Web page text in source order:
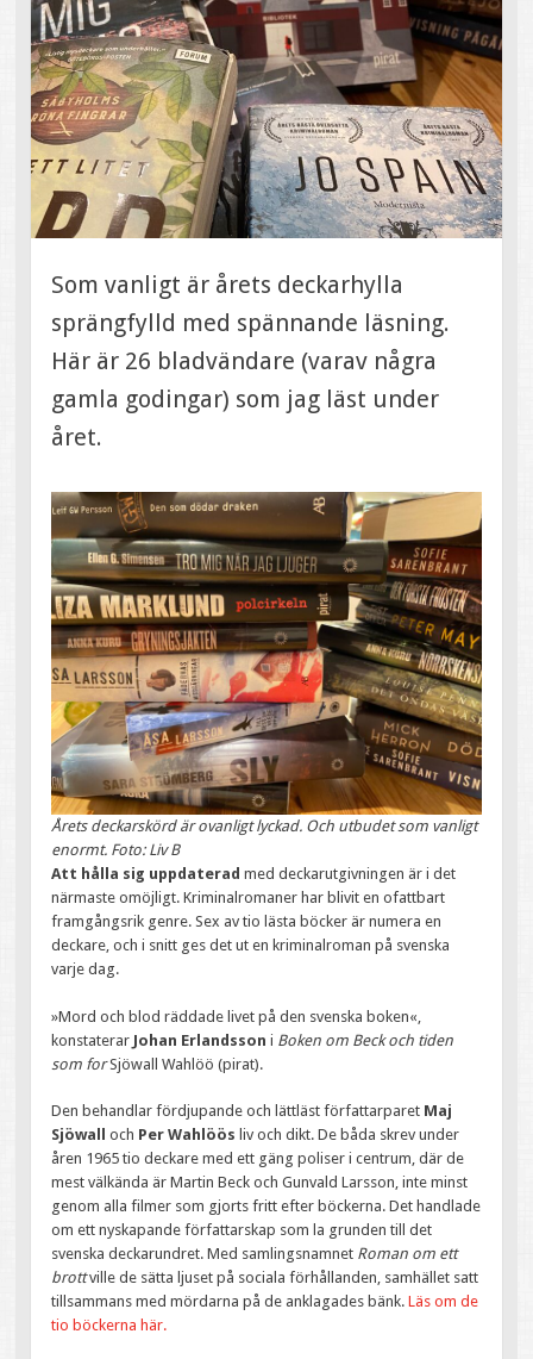
Som vanligt är årets deckarhylla
sprängfylld med spännande läsning.
Här är 26 bladvändare (varav några
gamla godingar) som jag läst under
året.
Årets deckarskörd är ovanligt lyckad. Och utbudet som vanligt
enormt. Foto: Liv B
Att hålla sig uppdaterad med deckarutgivningen är i det
närmaste omöjligt. Kriminalromaner har blivit en ofattbart
framgångsrik genre. Sex av tio lästa böcker är numera en
deckare, och i snitt ges det ut en kriminalroman på svenska
varje dag.
»Mord och blod räddade livet på den svenska boken«,
konstaterar Johan Erlandsson i Boken om Beck och tiden
som forSjöwall Wahlöö (pirat).
Den behandlar fördjupande och lättläst författarparet Maj
Sjöwall
och Per Wahlöös liv och dikt. De båda skrev under
åren 1965 tio deckare med ett gäng poliser i centrum, där de
mest välkända är Martin Beck och Gunvald Larsson, inte minst
genom alla filmer som gjorts fritt efter böckerna. Det handlade
om ett nyskapande författarskap som la grunden till det
svenska deckarundret. Med samlingsnamnet Roman om ett
brottville de sätta ljuset på sociala förhållanden, samhället satt
tillsammans med mördarna på de anklagades bänk.Läs om de
tio böckerna här.